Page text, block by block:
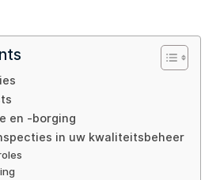
en -borging
in uw kwaliteitsbeheer